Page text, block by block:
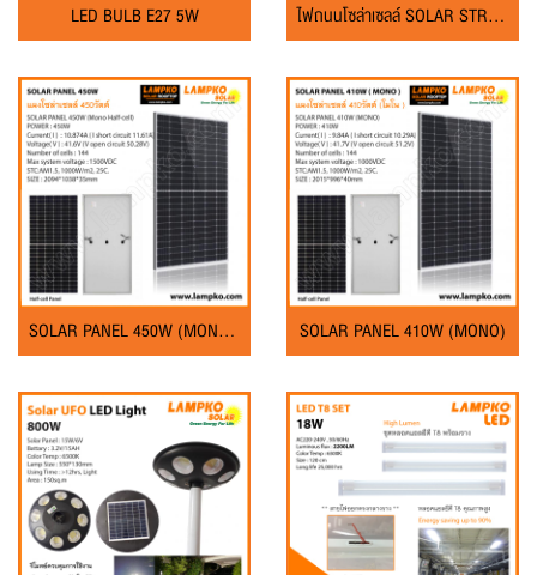
LED BULB E27 5W ไฟถนนโซล่าเซลล์ SOLAR STREET LIGHT 150W
SOLAR PANEL 450W (MONO Half-cell)) SOLAR PANEL 410W (MONO)